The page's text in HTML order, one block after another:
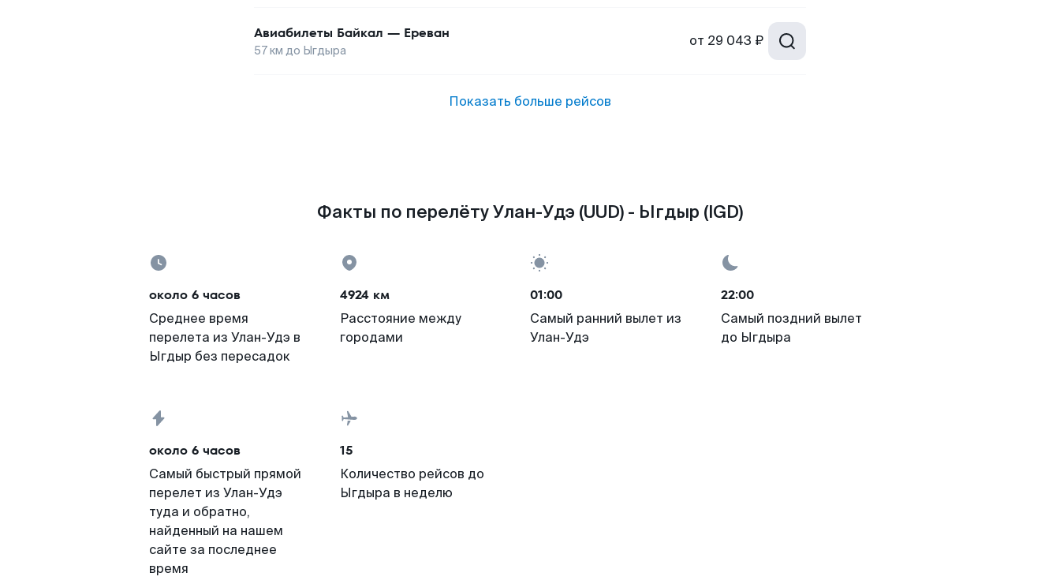
Авиабилеты Байкал — Ереван
57км до Ыгдыра
от 29 043 ₽
Показать больше рейсов
Факты по перелёту Улан-Удэ (UUD) - Ыгдыр (IGD)
около 6 часов
Среднее время
перелета из Улан-Удэ в
Ыгдыр без пересадок
4924 км
Расстояние между
городами
01:00
Самый ранний вылет из
Улан-Удэ
22:00
Самый поздний вылет
до Ыгдыра
около 6 часов
Самый быстрый прямой
перелет из Улан-Удэ
туда и обратно,
найденный на нашем
сайте за последнее
время
15
Количество рейсов до
Ыгдыра в неделю